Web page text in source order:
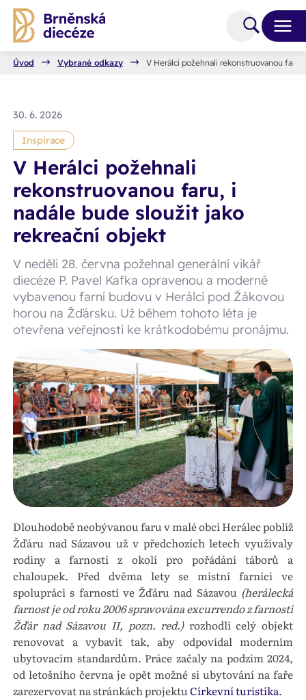
Úvod Vybrané odkazy V Herálci požehnali rekonstruovanou
30. 6. 2026
Inspirace
V Herálci požehnali
rekonstruovanou faru, i
nadále bude sloužit jako
rekreační objekt
V neděli 28. června požehnal generální vikář
diecéze P. Pavel Kafka opravenou a moderně
vybavenou farní budovu v Herálci pod Žákovou
horou na Žďársku. Už během tohoto léta je
otevřena veřejnosti ke krátkodobému pronájmu.
Dlouhodobě neobývanou faru v malé obci Herálec poblíž
Žďáru nad Sázavou už v předchozích letech využívaly
rodiny a farnosti z okolí pro pořádání táborů a
chaloupek. Před dvěma lety se místní farníci ve
spolupráci s farností ve Žďáru nad Sázavou (herálecká
farnost je od roku 2006 spravována excurrendo z farnosti
Žďár nad Sázavou II, pozn. red.)rozhodli celý objekt
renovovat a vybavit tak, aby odpovídal moderním
ubytovacím standardům. Práce začaly na podzim 2024,
od letošního června je opět možné si ubytování na faře
zarezervovat na stránkách projektuCírkevní turistika.